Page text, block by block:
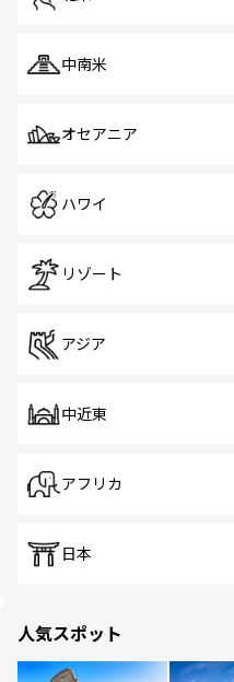
中南米
オセアニア
ハワイ
リゾート
アジア
中近東
アフリカ
日本
人気スポット